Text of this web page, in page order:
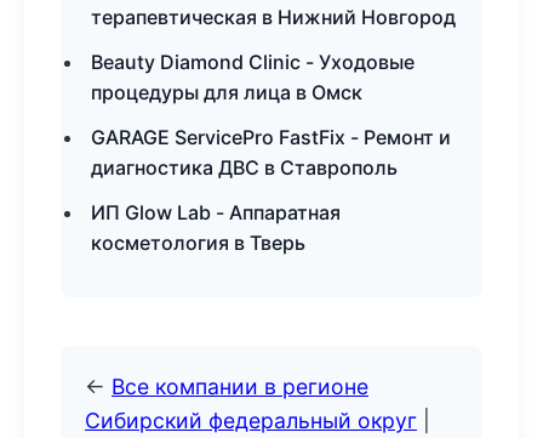
терапевтическая в Нижний Новгород
Beauty Diamond Clinic - Уходовые
процедуры для лица в Омск
GARAGE ServicePro FastFix - Ремонт и
диагностика ДВС в Ставрополь
ИП Glow Lab - Аппаратная
косметология в Тверь
← Все компании в регионе
Сибирский федеральный округ